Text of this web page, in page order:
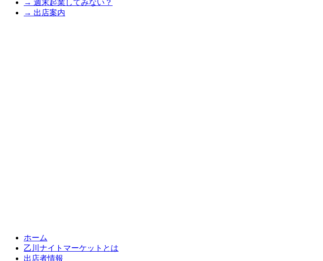
→ 週末起業してみない？
→ 出店案内
ホーム
乙川ナイトマーケットとは
出店者情報